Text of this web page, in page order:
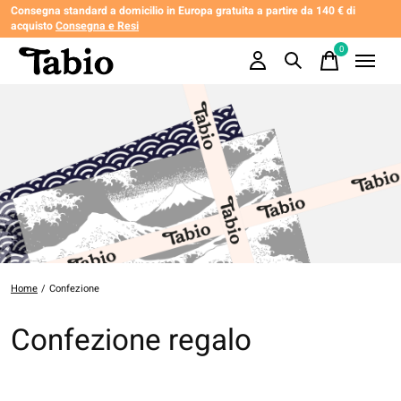
Consegna standard a domicilio in Europa gratuita a partire da 140 € di
acquistoConsegna e Resi
0items
Home / Confezione
Confezione regalo